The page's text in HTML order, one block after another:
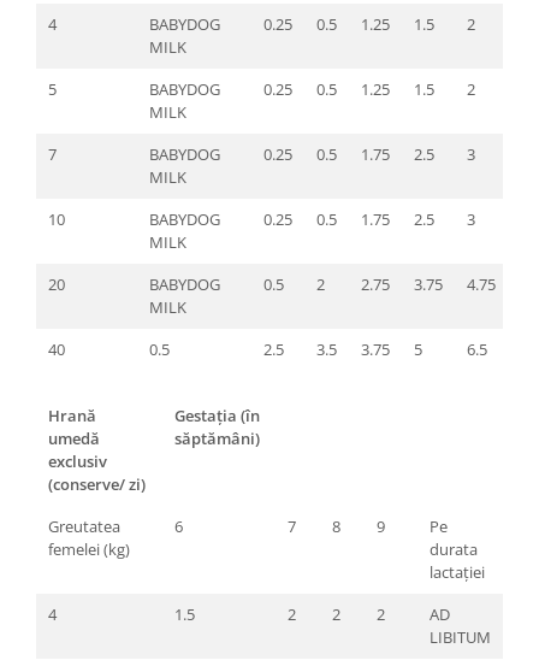
4
BABYDOG
MILK
0.25 0.5 1.25 1.5 2
5
BABYDOG
MILK
0.25 0.5 1.25 1.5 2
7
BABYDOG
MILK
0.25 0.5 1.75 2.5 3
10
BABYDOG
MILK
0.25 0.5 1.75 2.5 3
20
BABYDOG
MILK
0.5 2 2.75 3.75 4.75
40 0.5 2.5 3.5 3.75 5 6.5
Hrană
umedă
exclusiv
(conserve/ zi)
Gestația (în
săptămâni)
Greutatea
femelei (kg)
6 7 8 9
Pe
durata
lactației
4
1.5 2 2 2
AD
LIBITUM